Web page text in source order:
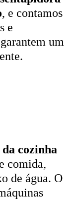
, e contamos
e
um
da cozinha
comida,
de água. O